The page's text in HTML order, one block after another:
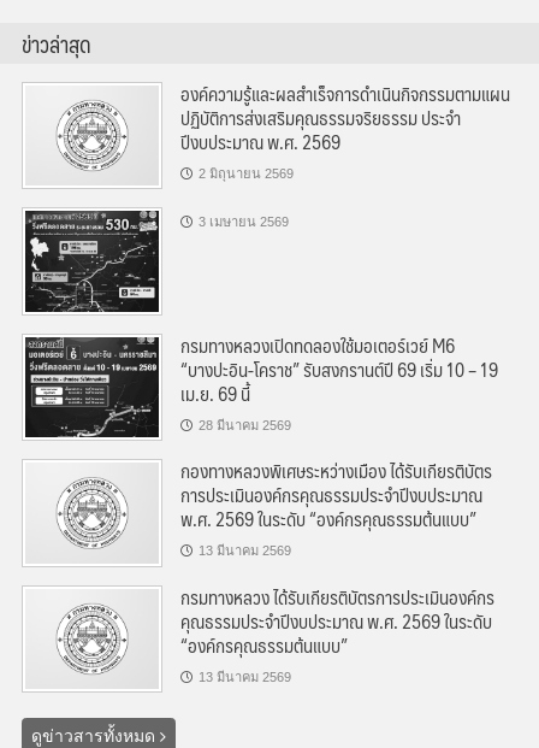
ข่าวล่าสุด
องค์ความรู้และผลสำเร็จการดำเนินกิจกรรมตามแผน
ปฏิบัติการส่งเสริมคุณธรรมจริยธรรม ประจำ
ปีงบประมาณ พ.ศ. 2569
2 มิถุนายน 2569
3 เมษายน 2569
กรมทางหลวงเปิดทดลองใช้มอเตอร์เวย์ M6
“บางปะอิน-โคราช” รับสงกรานต์ปี 69 เริ่ม 10 – 19
เม.ย. 69 นี้
28 มีนาคม 2569
กองทางหลวงพิเศษระหว่างเมือง ได้รับเกียรติบัตร
การประเมินองค์กรคุณธรรมประจำปีงบประมาณ
พ.ศ. 2569 ในระดับ “องค์กรคุณธรรมต้นแบบ”
13 มีนาคม 2569
กรมทางหลวง ได้รับเกียรติบัตรการประเมินองค์กร
คุณธรรมประจำปีงบประมาณ พ.ศ. 2569 ในระดับ
“องค์กรคุณธรรมต้นแบบ”
13 มีนาคม 2569
ดูข่าวสารทั้งหมด